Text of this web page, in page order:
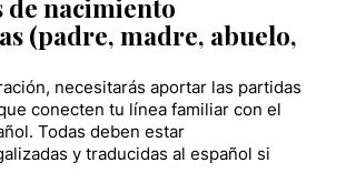
de nacimiento
(padre, madre, abuelo,
necesitarás aportar las partidas
conecten tu línea familiar con el
Todas deben estar
y traducidas al español si